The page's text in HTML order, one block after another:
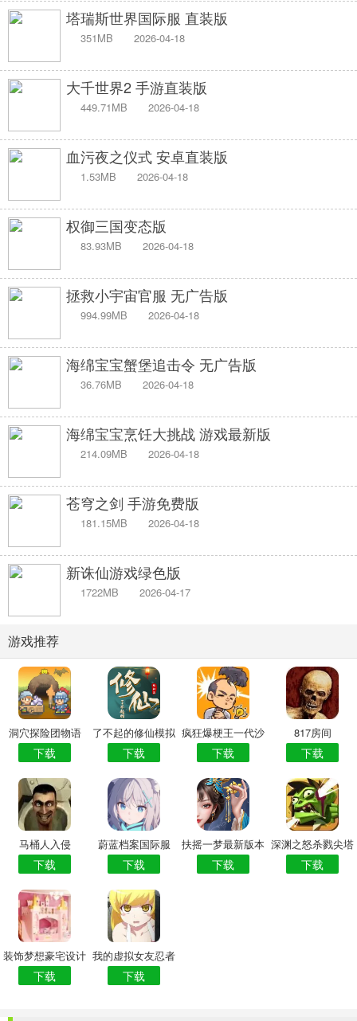
塔瑞斯世界国际服 直装版
351MB 2026-04-18
大千世界2 手游直装版
449.71MB 2026-04-18
血污夜之仪式 安卓直装版
1.53MB 2026-04-18
权御三国变态版
83.93MB 2026-04-18
拯救小宇宙官服 无广告版
994.99MB 2026-04-18
海绵宝宝蟹堡追击令 无广告版
36.76MB 2026-04-18
海绵宝宝烹饪大挑战 游戏最新版
214.09MB 2026-04-18
苍穹之剑 手游免费版
181.15MB 2026-04-18
新诛仙游戏绿色版
1722MB 2026-04-17
游戏推荐
洞穴探险团物语
下载
了不起的修仙模拟
器
下载
疯狂爆梗王一代沙
雕的日常
下载
817房间
下载
马桶人入侵
下载
蔚蓝档案国际服
下载
扶摇一梦最新版本
下载
深渊之怒杀戮尖塔
下载
装饰梦想豪宅设计
下载
我的虚拟女友忍者
下载